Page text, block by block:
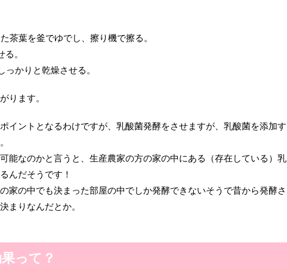
茶葉を釜でゆでし、擦り機で擦る。
。
かりと乾燥させる。
ります。
イントとなるわけですが、乳酸菌発酵をさせますが、乳酸菌を添加す
能なのかと言うと、生産農家の方の家の中にある（存在している）乳
んだそうです！
家の中でも決まった部屋の中でしか発酵できないそうで昔から発酵さ
まりなんだとか。
って？